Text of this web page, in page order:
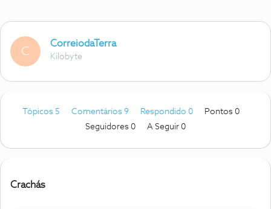
C
CorreiodaTerra
Kilobyte
Tópicos 5 Comentários 9 Respondido 0
Pontos 0
Seguidores 0 A Seguir 0
Crachás